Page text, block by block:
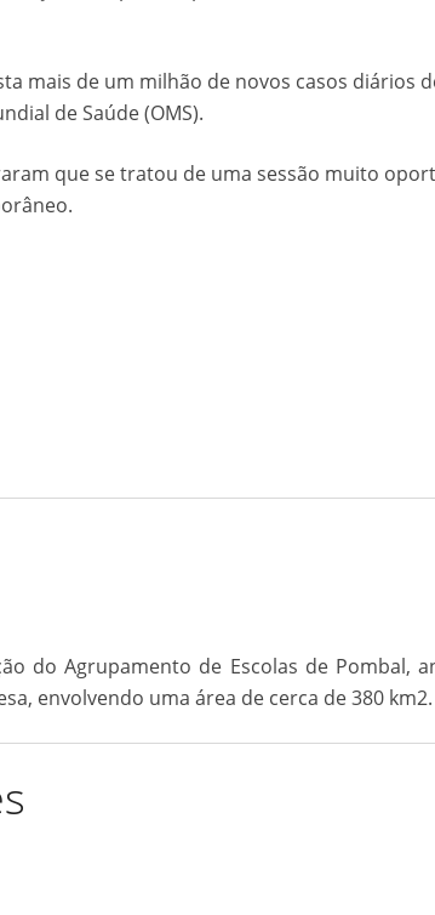
mais de um milhão de novos casos diários
de Saúde (OMS).
que se tratou de uma sessão muito
do Agrupamento de Escolas de
envolvendo uma área de cerca de 380 km2.